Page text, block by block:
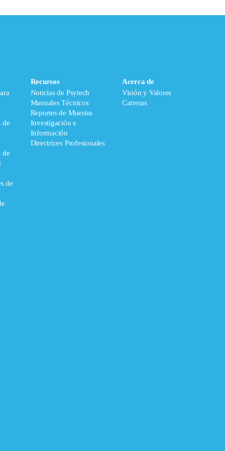
de
de
de
Recursos
Noticias de Psytech
Manuales Técnicos
Reportes de Muestra
Investigación e
Información
Directrices Profesionales
Acerca de
Visión y Valores
Carreras